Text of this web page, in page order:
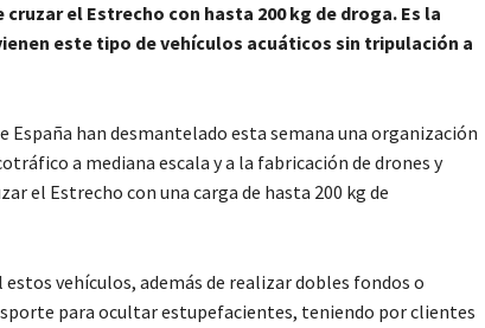
el Estrecho con hasta 200 kg de droga. Es la
este tipo de vehículos acuáticos sin tripulación a
España han desmantelado esta semana una organización
a mediana escala y a la fabricación de drones y
el Estrecho con una carga de hasta 200 kg de
vehículos, además de realizar dobles fondos o
para ocultar estupefacientes, teniendo por clientes